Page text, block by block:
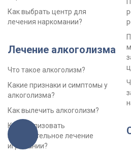
Как выбрать центр для
лечения наркомании?
Лечение алкоголизма
Что такое алкоголизм?
Какие признаки и симптомы у
алкоголизма?
Как вылечить алкоголизм?
Как реализовать
принудительное лечение
игромании?